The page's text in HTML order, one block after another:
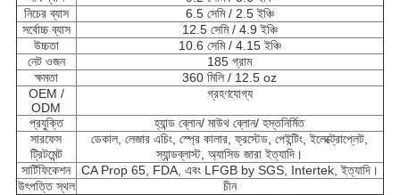
নিচের ব্যাস
6.5 সেমি / 2.5 ইঞ্চি
সর্বোচ্চ ব্যাস
12.5 সেমি / 4.9 ইঞ্চি
উচ্চতা
10.6 সেমি / 4.15 ইঞ্চি
নেট ওজন
185 গ্রাম
ক্ষমতা
360 মিলি / 12.5 oz
OEM /
ODM
গ্রহণযোগ্য
প্রযুক্তি
হ্যান্ড ব্লোন/ মাউথ ব্লোন/ হস্তনির্মিত
সারফেস
ট্রিটমেন্ট
ডেকাল, লেজার এচিং, স্প্রে কালার, ফ্রস্টেড, পেইন্টিং, ইলেক্ট্রোপ্লেট,
স্যান্ডব্লাস্ট, অ্যাসিড জারা ইত্যাদি।
সার্টিফিকেশন
CA Prop 65, FDA, এবং LFGB by SGS, Intertek, ইত্যাদি।
উৎপত্তি স্থল
চীন